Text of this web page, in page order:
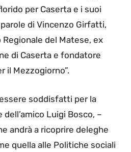
per Caserta e i suoi
di Vincenzo Girfatti,
del Matese, ex
di Caserta e fondatore
il Mezzogiorno”.
soddisfatti per la
Luigi Bosco, –
andrà a ricoprire deleghe
quella alle Politiche sociali